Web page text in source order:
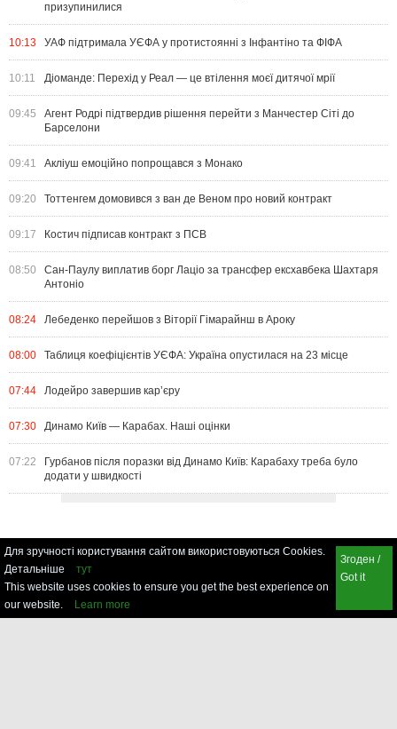
призупинилися
10:13 УАФ підтримала УЄФА у протистоянні з Інфантіно та ФІФА
10:11 Діоманде: Перехід у Реал — це втілення моєї дитячої мрії
09:45
Агент Родрі підтвердив рішення перейти з Манчестер Сіті до
Барселони
09:41 Акліуш емоційно попрощався з Монако
09:20 Тоттенгем домовився з ван де Веном про новий контракт
09:17 Костич підписав контракт з ПСВ
08:50
Сан-Паулу виплатив борг Лаціо за трансфер ексхавбека Шахтаря
Антоніо
08:24 Лебеденко перейшов з Віторії Гімарайнш в Ароку
08:00 Таблиця коефіцієнтів УЄФА: Україна опустилася на 23 місце
07:44 Лодейро завершив кар’єру
07:30 Динамо Київ — Карабах. Наші оцінки
07:22
Гурбанов після поразки від Динамо Київ: Карабаху треба було
додати у швидкості
Для зручності користування сайтом використовуються Cookies.
Детальніше
тут
This website uses cookies to ensure you get the best experience on
our website.
Learn more
Згоден /
Got it